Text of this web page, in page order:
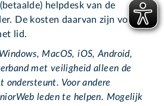
helpdesk van de
De kosten daarvan zijn voor
lid.
MacOS, iOS, Android,
met veiligheid alleen de
ondersteunt. Voor andere
leden te helpen. Mogelijk